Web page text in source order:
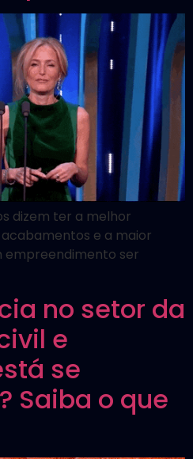
dizem ter a melhor
e a maior
empreendimento ser
no setor da
e
se
Saiba o que